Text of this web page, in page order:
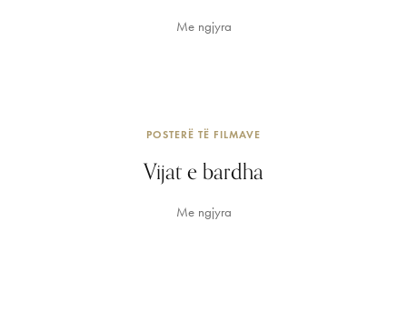
Me ngjyra
POSTERË TË FILMAVE
Vijat e bardha
Me ngjyra